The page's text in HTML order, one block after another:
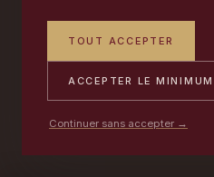
TOUT ACCEPTER
ACCEPTER LE MINIMUM
Continuer sans accepter →